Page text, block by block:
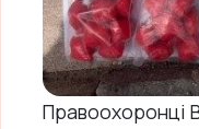
Правоохоронці